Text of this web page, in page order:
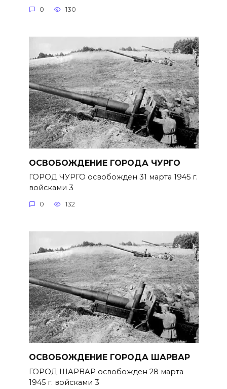
0 130
ОСВОБОЖДЕНИЕ ГОРОДА ЧУРГО
ГОРОД ЧУРГО освобожден 31 марта 1945 г.
войсками 3
0 132
ОСВОБОЖДЕНИЕ ГОРОДА ШАРВАР
ГОРОД ШАРВАР освобожден 28 марта
1945 г. войсками 3